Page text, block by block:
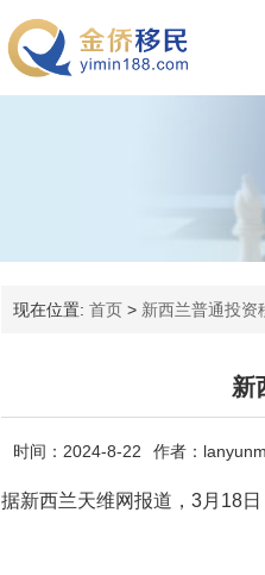
现在位置: 首页 > 新西兰普通投资
新
时间：2024-8-22 作者：
据新西兰天维网报道，3月18